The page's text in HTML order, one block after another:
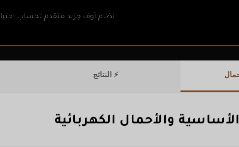
نظام أوف جريد متقدم لحساب
⚡ النتائج
والأحمال الكهربائية